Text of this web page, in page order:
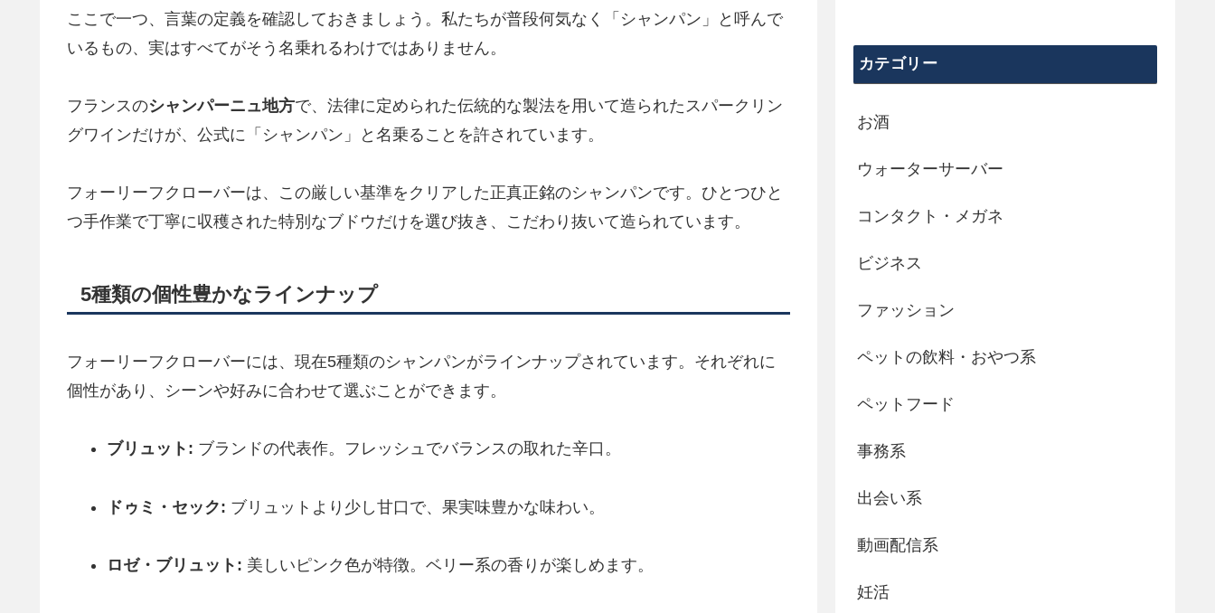
ここで一つ、言葉の定義を確認しておきましょう。私たちが普段何気なく「シャンパン」と呼んで
いるもの、実はすべてがそう名乗れるわけではありません。
フランスのシャンパーニュ地方で、法律に定められた伝統的な製法を用いて造られたスパークリン
グワインだけが、公式に「シャンパン」と名乗ることを許されています。
フォーリーフクローバーは、この厳しい基準をクリアした正真正銘のシャンパンです。ひとつひと
つ手作業で丁寧に収穫された特別なブドウだけを選び抜き、こだわり抜いて造られています。
5種類の個性豊かなラインナップ
フォーリーフクローバーには、現在5種類のシャンパンがラインナップされています。それぞれに
個性があり、シーンや好みに合わせて選ぶことができます。
ブリュット: ブランドの代表作。フレッシュでバランスの取れた辛口。
ドゥミ・セック: ブリュットより少し甘口で、果実味豊かな味わい。
ロゼ・ブリュット: 美しいピンク色が特徴。ベリー系の香りが楽しめます。
カテゴリー
お酒
ウォーターサーバー
コンタクト・メガネ
ビジネス
ファッション
ペットの飲料・おやつ系
ペットフード
事務系
出会い系
動画配信系
妊活